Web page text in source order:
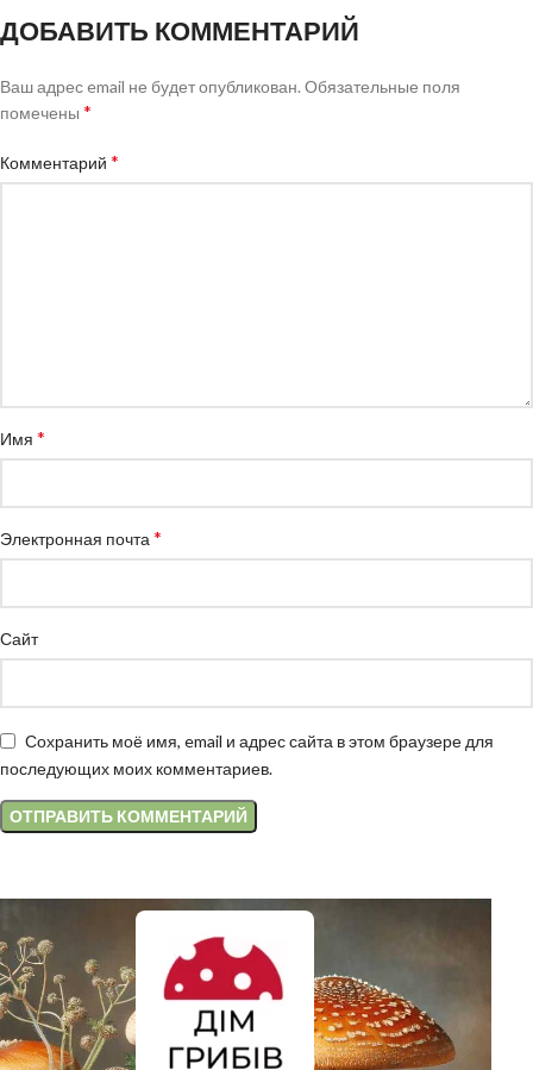
ДОБАВИТЬ КОММЕНТАРИЙ
Ваш адрес email не будет опубликован. Обязательные поля
помечены *
Комментарий *
Имя *
Электронная почта *
Сайт
Сохранить моё имя, email и адрес сайта в этом браузере для
последующих моих комментариев.